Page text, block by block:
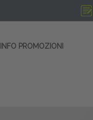
INFO PROMOZIONI